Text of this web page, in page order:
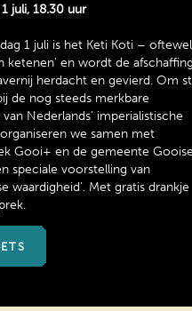
juli, 18.30 uur
1 juli is het Keti Koti – oftewel
ketenen’ en wordt de afschaffing
herdacht en gevierd. Om
de nog steeds merkbare
Nederlands’ imperialistische
we samen met
Gooi+ en de gemeente Gooise
speciale voorstelling van
waardigheid’. Met gratis drankje